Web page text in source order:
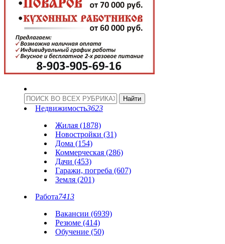
Недвижимость3623
Жилая (1878)
Новостройки (31)
Дома (154)
Коммерческая (286)
Дачи (453)
Гаражи, погреба (607)
Земля (201)
Работа7413
Вакансии (6939)
Резюме (414)
Обучение (50)